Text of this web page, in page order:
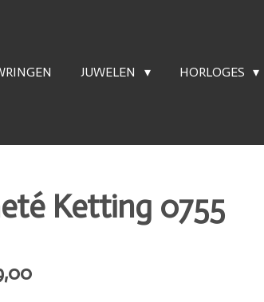
JUWELEN HORLOGES
Ketting 0755